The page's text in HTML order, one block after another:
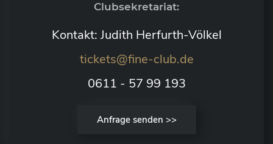
Clubsekretariat:
Kontakt: Judith Herfurth-Völkel
tickets@fine-club.de
0611 - 57 99 193
Anfrage senden >>